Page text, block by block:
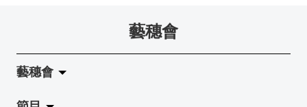
藝穗會
藝穗會